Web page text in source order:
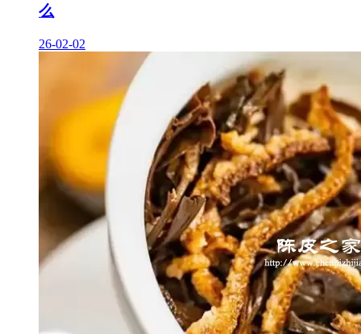
么
26-02-02